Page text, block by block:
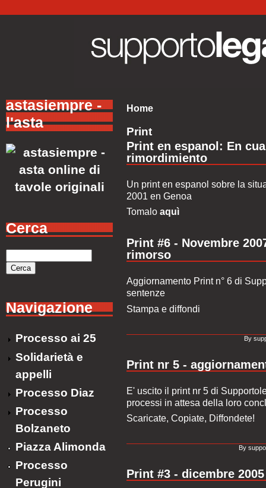
astasiempre -
l'asta
Cerca
Navigazione
Processo ai 25
Solidarietà e
appelli
Processo Diaz
Processo
Bolzaneto
Piazza Alimonda
Processo
Perugini
Home
Print
Print en espanol: En
rimordimiento
Un print en espanol sobre la
2001 en Genoa
Tomalo aquì
Print #6 - Novembre
rimorso
Aggiornamento Print n° 6 di
sentenze
Stampa e diffondi
By
Print nr 5 -
E' uscito il print nr 5 di
processi in attesa della loro
Scaricate, Copiate, Diffondete!
By
Print #3 - dicembre 2005